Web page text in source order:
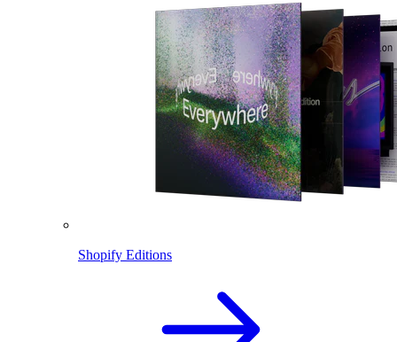
Shopify Editions